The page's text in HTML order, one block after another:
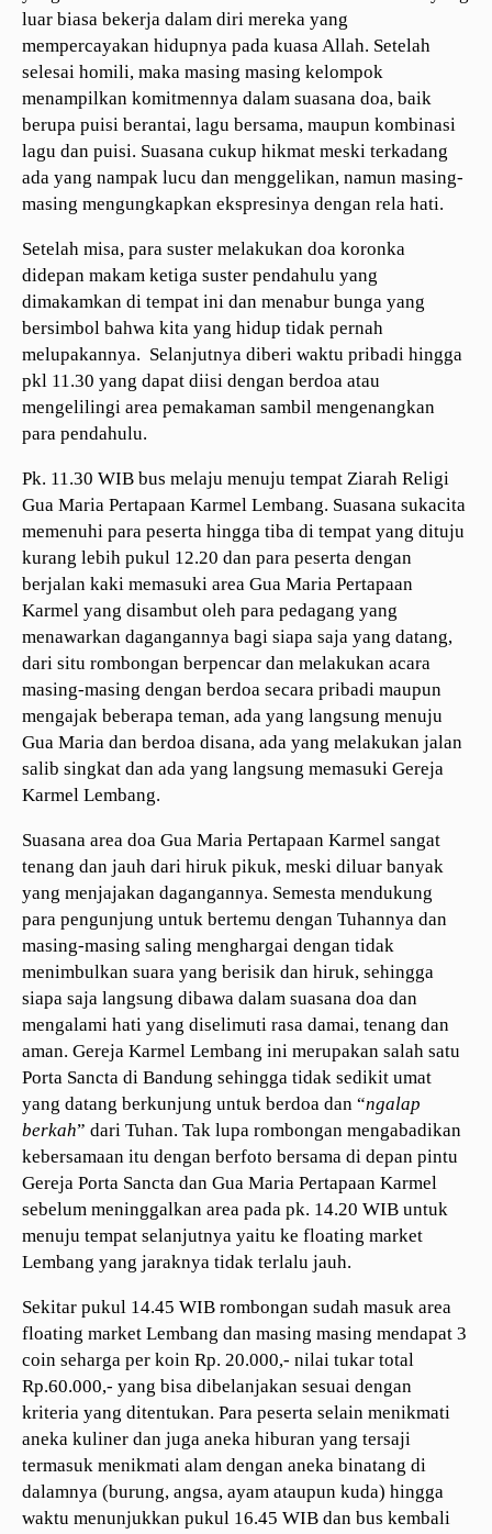
luar biasa bekerja dalam diri mereka yang
mempercayakan hidupnya pada kuasa Allah. Setelah
selesai homili, maka masing masing kelompok
menampilkan komitmennya dalam suasana doa, baik
berupa puisi berantai, lagu bersama, maupun kombinasi
lagu dan puisi. Suasana cukup hikmat meski terkadang
ada yang nampak lucu dan menggelikan, namun masing-
masing mengungkapkan ekspresinya dengan rela hati.
Setelah misa, para suster melakukan doa koronka
didepan makam ketiga suster pendahulu yang
dimakamkan di tempat ini dan menabur bunga yang
bersimbol bahwa kita yang hidup tidak pernah
melupakannya. Selanjutnya diberi waktu pribadi hingga
pkl 11.30 yang dapat diisi dengan berdoa atau
mengelilingi area pemakaman sambil mengenangkan
para pendahulu.
Pk. 11.30 WIB bus melaju menuju tempat Ziarah Religi
Gua Maria Pertapaan Karmel Lembang. Suasana sukacita
memenuhi para peserta hingga tiba di tempat yang dituju
kurang lebih pukul 12.20 dan para peserta dengan
berjalan kaki memasuki area Gua Maria Pertapaan
Karmel yang disambut oleh para pedagang yang
menawarkan dagangannya bagi siapa saja yang datang,
dari situ rombongan berpencar dan melakukan acara
masing-masing dengan berdoa secara pribadi maupun
mengajak beberapa teman, ada yang langsung menuju
Gua Maria dan berdoa disana, ada yang melakukan jalan
salib singkat dan ada yang langsung memasuki Gereja
Karmel Lembang.
Suasana area doa Gua Maria Pertapaan Karmel sangat
tenang dan jauh dari hiruk pikuk, meski diluar banyak
yang menjajakan dagangannya. Semesta mendukung
para pengunjung untuk bertemu dengan Tuhannya dan
masing-masing saling menghargai dengan tidak
menimbulkan suara yang berisik dan hiruk, sehingga
siapa saja langsung dibawa dalam suasana doa dan
mengalami hati yang diselimuti rasa damai, tenang dan
aman. Gereja Karmel Lembang ini merupakan salah satu
Porta Sancta di Bandung sehingga tidak sedikit umat
yang datang berkunjung untuk berdoa dan “ngalap
berkah” dari Tuhan. Tak lupa rombongan mengabadikan
kebersamaan itu dengan berfoto bersama di depan pintu
Gereja Porta Sancta dan Gua Maria Pertapaan Karmel
sebelum meninggalkan area pada pk. 14.20 WIB untuk
menuju tempat selanjutnya yaitu ke floating market
Lembang yang jaraknya tidak terlalu jauh.
Sekitar pukul 14.45 WIB rombongan sudah masuk area
floating market Lembang dan masing masing mendapat 3
coin seharga per koin Rp. 20.000,- nilai tukar total
Rp.60.000,- yang bisa dibelanjakan sesuai dengan
kriteria yang ditentukan. Para peserta selain menikmati
aneka kuliner dan juga aneka hiburan yang tersaji
termasuk menikmati alam dengan aneka binatang di
dalamnya (burung, angsa, ayam ataupun kuda) hingga
waktu menunjukkan pukul 16.45 WIB dan bus kembali